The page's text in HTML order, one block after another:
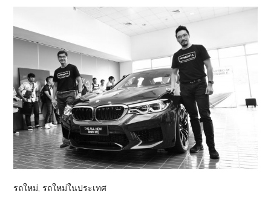
รถใหม่,รถใหม่ในประเทศ